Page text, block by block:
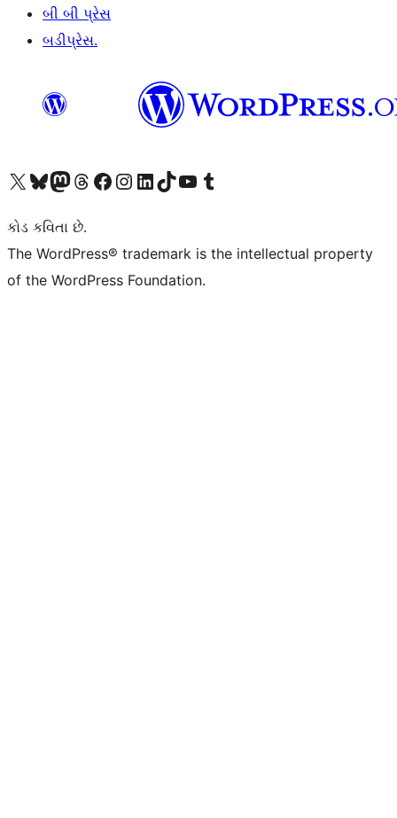
બી બી પ્રેસ
બડીપ્રેસ.
અમારા X (અગાઉ ટ્વિટર) એકાઉન્ટની મુલાકાત લોઅમારા Bluesky એકાઉન્ટની મુલાકાત લોઅમારા માસ્ટોડોન એકાઉન્ટની મુલાકાત લોઅમારા Threads એકાઉન્ટની મુલાકાત લો અમારા ફેસબુક પેજની મુલાકાત લોઅમારા ઇન્સ્ટાગ્રામ એકાઉન્ટની મુલાકાત લો અમારા LinkedIn એકાઉન્ટની મુલાકાત લોઅમારા TikTok એકાઉન્ટની મુલાકાત લોઅમારી YouTube ચેનલની મુલાકાત લો અમારા Tumblr એકાઉન્ટની મુલાકાત લો
કોડ કવિતા છે.
The WordPress® trademark is the intellectual property
of the WordPress Foundation.